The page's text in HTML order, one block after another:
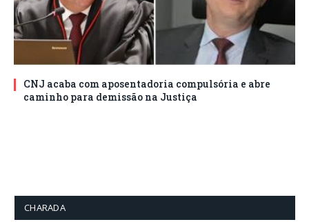
CNJ acaba com aposentadoria compulsória e abre
caminho para demissão na Justiça
CHARADA